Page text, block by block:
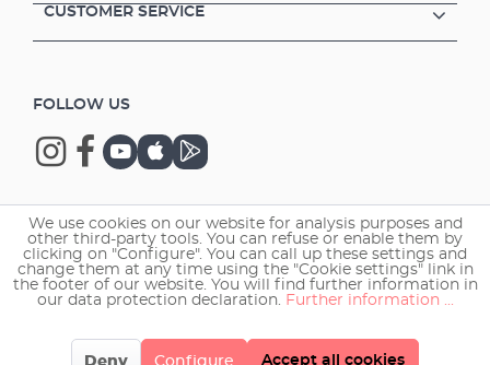
CUSTOMER SERVICE
FOLLOW US
Copyright © 2026 EHEIM GmbH & Co. KG.
We use cookies on our website for analysis purposes and
other third-party tools. You can refuse or enable them by
clicking on "Configure". You can call up these settings and
change them at any time using the "Cookie settings" link in
the footer of our website. You will find further information in
our data protection declaration. Further information ...
Deny Configure Accept all cookies